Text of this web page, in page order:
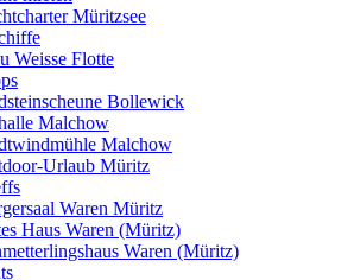
Müritzsee
Weisse Flotte
Bollewick
Malchow
Malchow
Urlaub Müritz
Waren Müritz
Haus Waren (Müritz)
Waren (Müritz)